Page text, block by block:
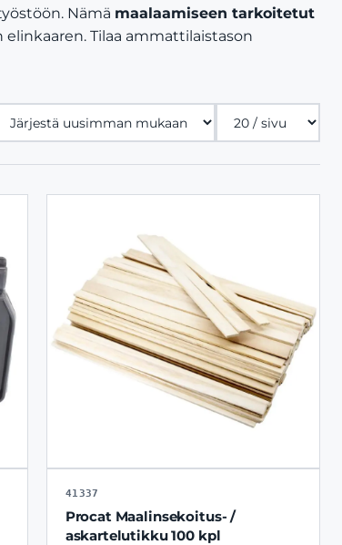
Nämä maalaamiseen tarkoitetut
Tilaa ammattilaistason
Tuotteita
sivulla
41337
Procat Maalinsekoitus- /
askartelutikku 100 kpl